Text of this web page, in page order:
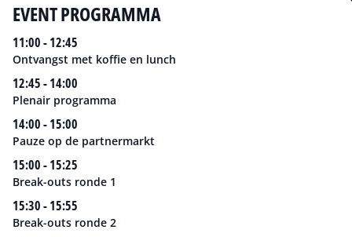
EVENT PROGRAMMA
11:00 - 12:45
Ontvangst met koffie en lunch
12:45 - 14:00
Plenair programma
14:00 - 15:00
Pauze op de partnermarkt
15:00 - 15:25
Break-outs ronde 1
15:30 - 15:55
Break-outs ronde 2